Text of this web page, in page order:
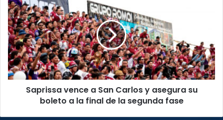
vence
a
San
Carlos
y
asegura
su
boleto
Saprissa vence a San Carlos y asegura su
boleto a la final de la segunda fase